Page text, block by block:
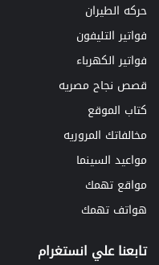
حركه الطيران
فواتير التليفون
فواتير الكهرباء
قصص نجاح مصريه
كتاب الموقع
مخالفاتك المروريه
مواعيد السينما
مواقع تهمك
هواتف تهمك
تابعنا علي انستغرام